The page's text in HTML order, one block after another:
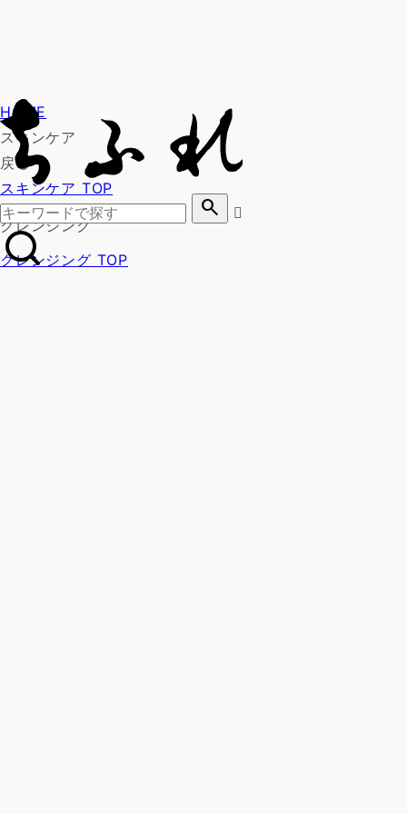
search
HOME
スキンケア
戻る
スキンケア TOP
クレンジング
クレンジング TOP